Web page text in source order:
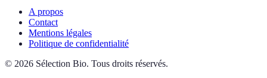
A propos
Contact
Mentions légales
Politique de confidentialité
© 2026 Sélection Bio. Tous droits réservés.